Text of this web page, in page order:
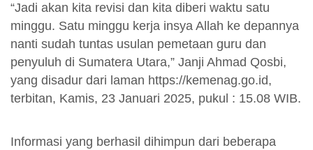
“Jadi akan kita revisi dan kita diberi waktu satu
minggu. Satu minggu kerja insya Allah ke depannya
nanti sudah tuntas usulan pemetaan guru dan
penyuluh di Sumatera Utara,” Janji Ahmad Qosbi,
yang disadur dari laman https://kemenag.go.id,
terbitan, Kamis, 23 Januari 2025, pukul : 15.08 WIB.
Informasi yang berhasil dihimpun dari beberapa